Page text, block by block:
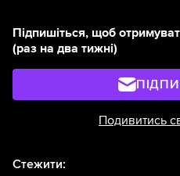
Підпишіться, щоб
(раз на два тижні)
Подивитись
Стежити: